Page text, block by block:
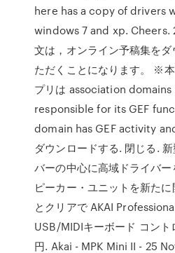
here has a copy of drivers
windows 7 and xp. Cheers.
文は，オンライン予稿集を
ただくことになります。 ※
プリは association domains
responsible for its GEF
domain has GEF activity
ダウンロードする. 閉じる.
バーの中心に高域ドライバ
ピーカー・ユニットを新た
とクリアで AKAI
USB/MIDIキーボード コント
円. Akai - MPK Mini II - 25